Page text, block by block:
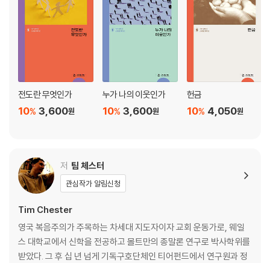
전도란 무엇인가
3,600원
10%
누가 나의 이웃인가
3,600원
10%
헌금
4,050원
10%
저 팀 체스터
관심작가 알림신청
Tim Chester
영국 복음주의가 주목하는 차세대 지도자이자 교회 운동가로, 웨일
스 대학교에서 신학을 전공하고 몰트만의 종말론 연구로 박사학위를
받았다. 그 후 십 년 넘게 기독구호단체인 티어펀드에서 연구원과 정